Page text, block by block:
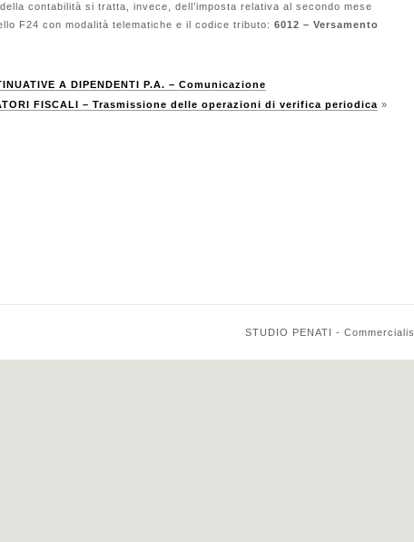
contabilità si tratta, invece, dell’imposta relativa al secondo mese
F24 con modalità telematiche e il codice tributo: 6012 – Versamento
A DIPENDENTI P.A. – Comunicazione
FISCALI – Trasmissione delle operazioni di verifica periodica »
STUDIO PENATI -